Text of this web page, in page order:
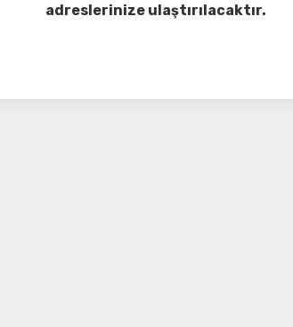
adreslerinize ulaştırılacaktır.